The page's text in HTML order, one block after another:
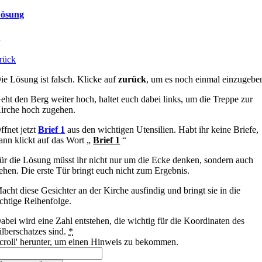
Lösung ist falsch. Klicke aufzurück, um es noch einmal
den Berg weiter hoch, haltet euch dabei links, um die Treppe zur
hoch zugehen.
jetztBrief 1 aus den wichtigen Utensilien. Habt ihr keine Briefe,
klickt auf das Wort „Brief 1 “
die Lösung müsst ihr nicht nur um die Ecke denken, sondern auch
Die erste Tür bringt euch nicht zum Ergebnis.
diese Gesichter an der Kirche ausfindig und bringt sie in die
Reihenfolge.
wird eine Zahl entstehen, die wichtig für die Koordinaten des
sind. *
herunter, um einen Hinweis zu bekommen.